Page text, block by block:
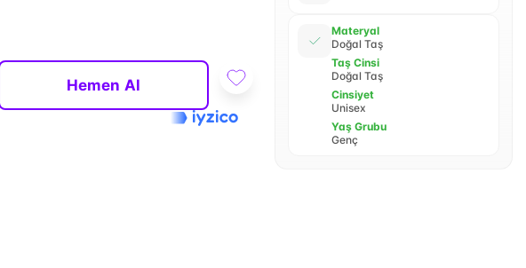
Hemen Al
Materyal
Doğal Taş
Taş Cinsi
Doğal Taş
Cinsiyet
Unisex
Yaş Grubu
Genç